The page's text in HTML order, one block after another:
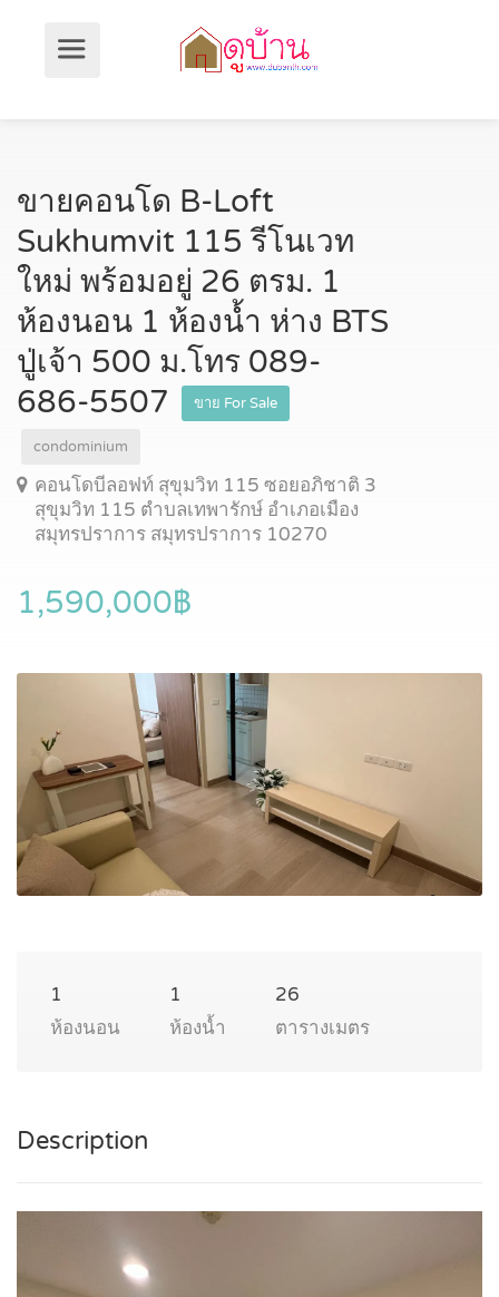
ขายคอนโด B-Loft
Sukhumvit 115 รีโนเวท
ใหม่ พร้อมอยู่ 26 ตรม. 1
ห้องนอน 1 ห้องน้ำ ห่าง BTS
ปู่เจ้า 500 ม.โทร 089-
686-5507
ขาย For Sale
condominium
คอนโดบีลอฟท์ สุขุมวิท 115 ซอยอภิชาติ 3
สุขุมวิท 115 ตำบลเทพารักษ์ อำเภอเมือง
สมุทรปราการ สมุทรปราการ 10270
1,590,000฿
1
ห้องนอน
1
ห้องน้ำ
26
ตารางเมตร
Description